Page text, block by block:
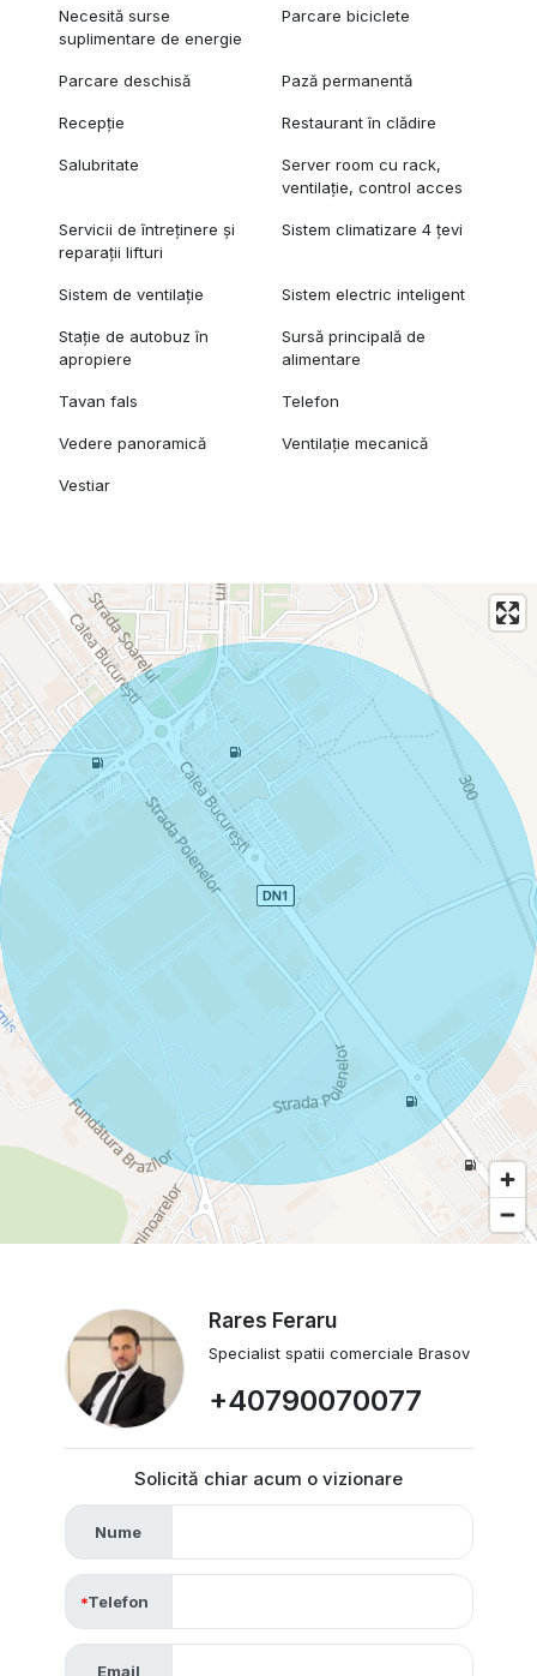
Necesită surse
suplimentare de energie
Parcare biciclete
Parcare deschisă Pază permanentă
Recepție Restaurant în clădire
Salubritate
Server room cu rack,
ventilație, control acces
Servicii de întreținere și
reparații lifturi
Sistem climatizare 4 țevi
Sistem de ventilație Sistem electric inteligent
Stație de autobuz în
apropiere
Sursă principală de
alimentare
Tavan fals Telefon
Vedere panoramică Ventilație mecanică
Vestiar
Rares Feraru
Specialist spatii comerciale Brasov
+40790070077
Solicită chiar acum o vizionare
Nume
Telefon
Email